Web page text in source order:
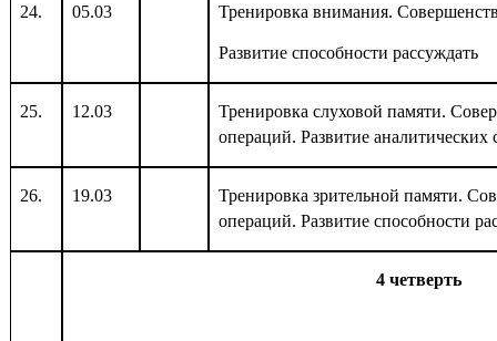
24. 05.03 Тренировка внимания.
Развитие способности рассуждать
25. 12.03
Тренировка слуховой памяти.
операций. Развитие аналитических
26. 19.03
Тренировка зрительной памяти.
операций. Развитие способности
4 четверть